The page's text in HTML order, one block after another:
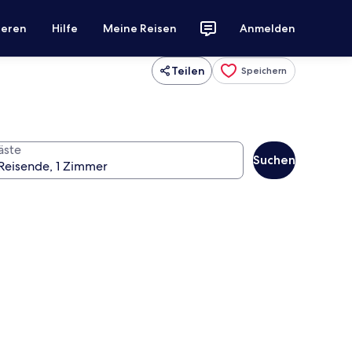
Hilfe Meine Reisen Anmelden
Teilen Speichern
Suchen